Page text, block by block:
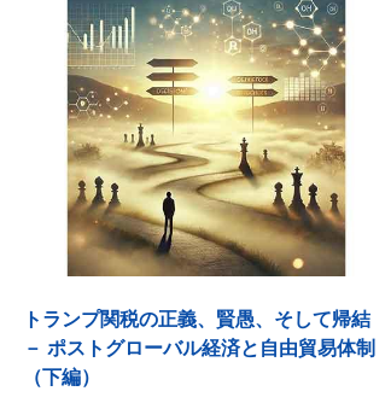
トランプ関税の正義、賢愚、そして帰結
－ ポストグローバル経済と自由貿易体制
（下編）